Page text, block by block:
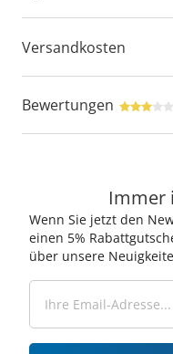
Versandkosten
Bewertungen
Immer
Wenn Sie jetzt den
einen 5%
über unsere